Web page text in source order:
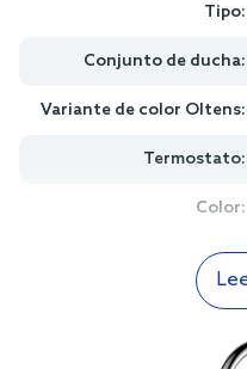
Tipo:
Conjunto de ducha:
Variante de color Oltens:
Termostato:
Color: